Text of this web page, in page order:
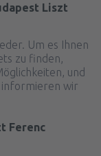
Liszt
Um es Ihnen
zu finden,
und
informieren wir
Ferenc